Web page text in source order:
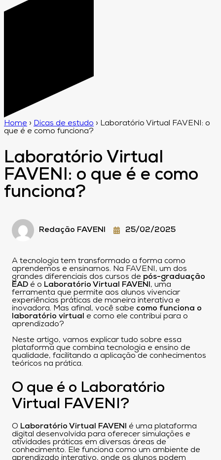
Home › Dicas de estudo › Laboratório Virtual FAVENI: o
que é e como funciona?
Laboratório Virtual
FAVENI: o que é e como
funciona?
Redação FAVENI 25/02/2025
A tecnologia tem transformado a forma como
aprendemos e ensinamos. Na FAVENI, um dos
grandes diferenciais dos cursos de pós-graduação
EAD é o Laboratório Virtual FAVENI , uma
ferramenta que permite aos alunos vivenciar
experiências práticas de maneira interativa e
inovadora. Mas afinal, você sabe como funciona o
laboratório virtual
e como ele contribui para o
aprendizado?
Neste artigo, vamos explicar tudo sobre essa
plataforma que combina tecnologia e ensino de
qualidade, facilitando a aplicação de conhecimentos
teóricos na prática.
O que é o Laboratório
Virtual FAVENI?
O Laboratório Virtual FAVENI
é uma plataforma
digital desenvolvida para oferecer simulações e
atividades práticas em diversas áreas de
conhecimento. Ele funciona como um ambiente de
aprendizado interativo, onde os alunos podem